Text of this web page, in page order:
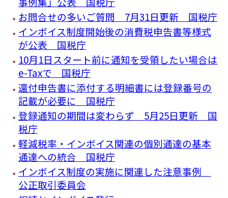
お問合せの多いご質問 7月31日更新 国税庁
インボイス制度開始後の消費税申告書等様式
が公表 国税庁
10月1日スタート前に通知を受領したい場合は
e-Taxで 国税庁
還付申告書に添付する明細書には登録番号の
記載が必要に 国税庁
登録通知の期間は変わらず 5月25日更新 国
税庁
軽減税率・インボイス関連の個別通達の基本
通達への統合 国税庁
インボイス制度の実施に関連した注意事例
公正取引委員会